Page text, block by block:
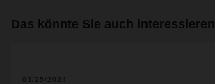
Das könnte Sie auch interessieren
03/25/2024